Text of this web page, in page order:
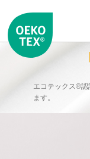
エコテックス®
ます。